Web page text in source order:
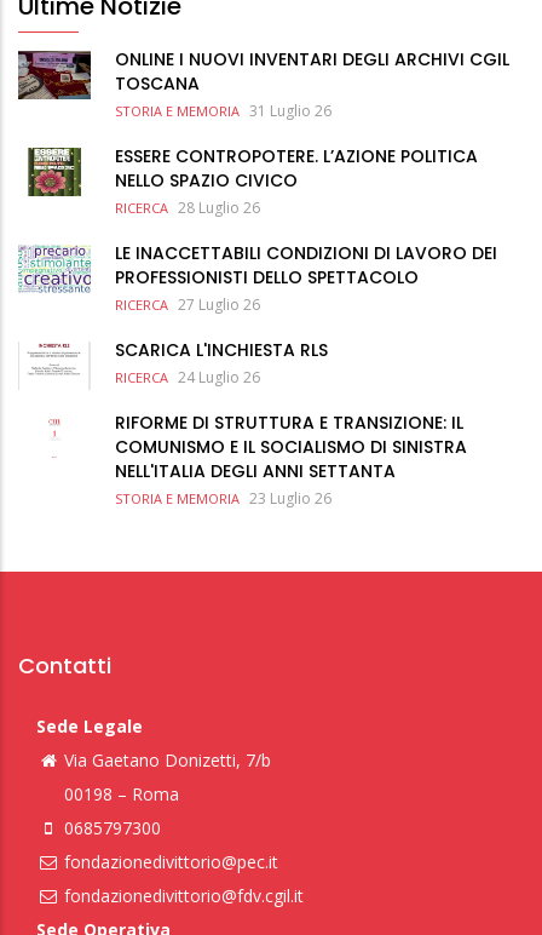
ONLINE I NUOVI INVENTARI DEGLI ARCHIVI CGIL
TOSCANA
STORIA E MEMORIA 31 Luglio 26
ESSERE CONTROPOTERE. L’AZIONE POLITICA
NELLO SPAZIO CIVICO
RICERCA 28 Luglio 26
LE INACCETTABILI CONDIZIONI DI LAVORO DEI
PROFESSIONISTI DELLO SPETTACOLO
RICERCA 27 Luglio 26
SCARICA L'INCHIESTA RLS
RICERCA 24 Luglio 26
RIFORME DI STRUTTURA E TRANSIZIONE: IL
COMUNISMO E IL SOCIALISMO DI SINISTRA
NELL'ITALIA DEGLI ANNI SETTANTA
STORIA E MEMORIA 23 Luglio 26
Contatti
Sede Legale
Via Gaetano Donizetti, 7/b
00198 – Roma
0685797300
fondazionedivittorio@pec.it
fondazionedivittorio@fdv.cgil.it
Sede Operativa